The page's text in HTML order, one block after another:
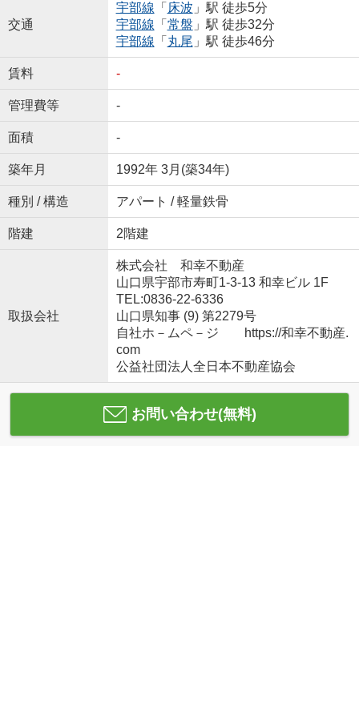
交通
宇部線 「 床波 」駅 徒歩5分
宇部線 「 常盤 」駅 徒歩32分
宇部線 「 丸尾 」駅 徒歩46分
賃料 -
管理費等 -
面積 -
築年月 1992年 3月(築34年)
種別 / 構造 アパート / 軽量鉄骨
階建 2階建
取扱会社
株式会社 和幸不動産
山口県宇部市寿町1-3-13 和幸ビル 1F
TEL:0836-22-6336
山口県知事 (9) 第2279号
自社ホ－ムペ－ジ https://和幸不動産.
com
公益社団法人全日本不動産協会
お問い合わせ(無料)